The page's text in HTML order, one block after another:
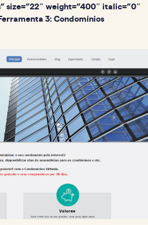
size=”22″ weight=”400″ italic=”0″
3: Condomínios